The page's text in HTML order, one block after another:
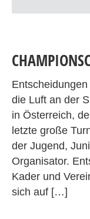
die Luft an der
in Österreich,
letzte große
der Jugend,
Organisator.
Kader und
sich auf […]